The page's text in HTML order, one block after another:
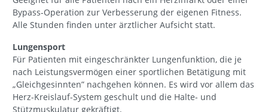
Bypass-Operation zur Verbesserung der eigenen Fitness.
Alle Stunden finden unter ärztlicher Aufsicht statt.
Lungensport
Für Patienten mit eingeschränkter Lungenfunktion, die je
nach Leistungsvermögen einer sportlichen Betätigung mit
„Gleichgesinnten” nachgehen können. Es wird vor allem das
Herz-Kreislauf-System geschult und die Halte- und
Stützmuskulatur gekräftigt.